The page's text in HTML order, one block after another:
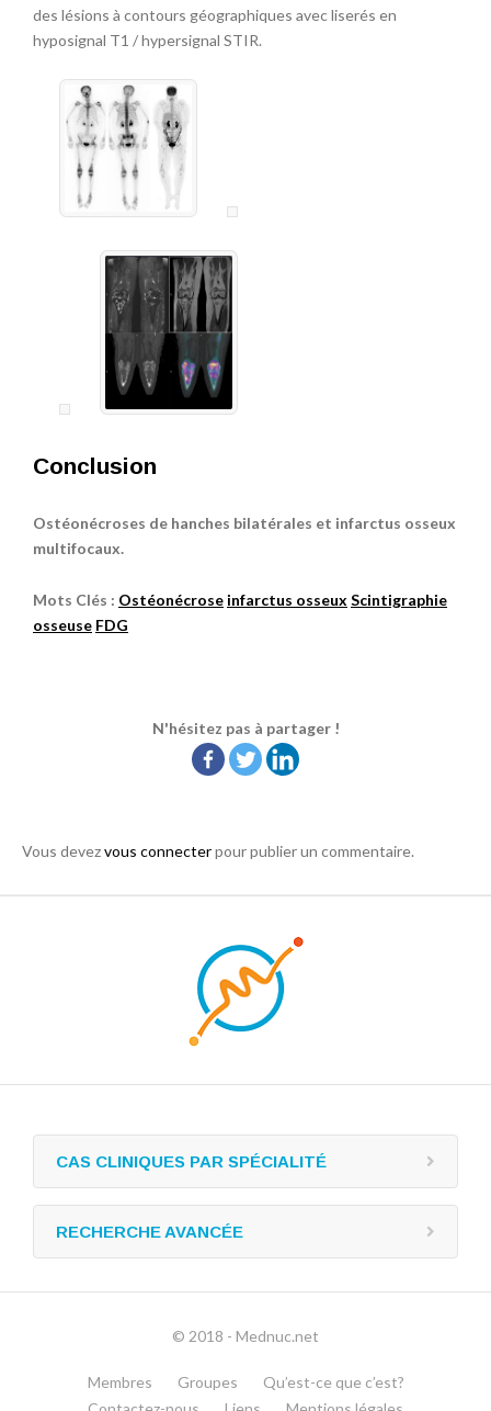
des lésions à contours géographiques avec liserés en
hyposignal T1 / hypersignal STIR.
Conclusion
Ostéonécroses de hanches bilatérales et infarctus osseux
multifocaux.
Mots Clés : Ostéonécrose infarctus osseux Scintigraphie
osseuse FDG
N'hésitez pas à partager !
Vous devezvous connecterpour publier un commentaire.
CAS CLINIQUES PAR SPÉCIALITÉ
RECHERCHE AVANCÉE
© 2018 - Mednuc.net
Membres Groupes
Qu’est-ce que c’est?